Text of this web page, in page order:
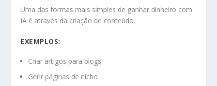
Uma das formas mais simples de ganhar dinheiro com
IA é através da criação de conteúdo.
EXEMPLOS:
Criar artigos para blogs
Gerir páginas de nicho